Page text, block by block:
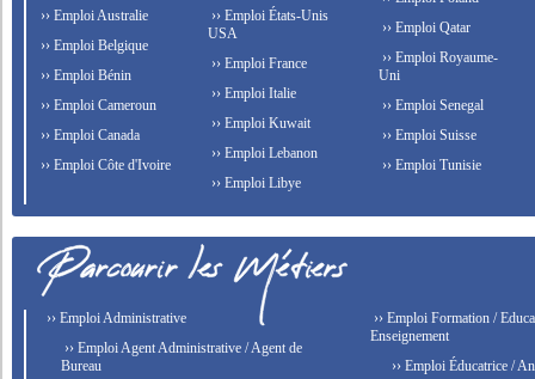
›› Emploi Australie
›› Emploi Belgique
›› Emploi Bénin
›› Emploi Cameroun
›› Emploi Canada
›› Emploi Côte d'Ivoire
›› Emploi États-Unis
USA
›› Emploi France
›› Emploi Italie
›› Emploi Kuwait
›› Emploi Lebanon
›› Emploi Libye
›› Emploi Qatar
›› Emploi Royaume-
Uni
›› Emploi Senegal
›› Emploi Suisse
›› Emploi Tunisie
›› Emploi Administrative
›› Emploi Agent Administrative / Agent de
Bureau
›› Emploi Formation /
Enseignement
›› Emploi Éducatrice /